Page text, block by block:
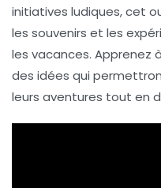
initiatives ludiques, cet
les souvenirs et les
les vacances. Apprenez
des idées qui
leurs aventures tout en